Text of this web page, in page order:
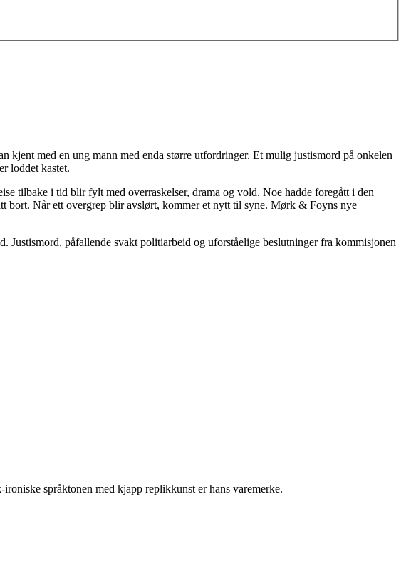
med en ung mann med enda større utfordringer. Et mulig justismord på onkelen
loddet kastet.
tilbake i tid blir fylt med overraskelser, drama og vold. Noe hadde foregått i den
bort. Når ett overgrep blir avslørt, kommer et nytt til syne. Mørk & Foyns nye
påfallende svakt politiarbeid og uforståelige beslutninger fra kommisjonen
språktonen med kjapp replikkunst er hans varemerke.